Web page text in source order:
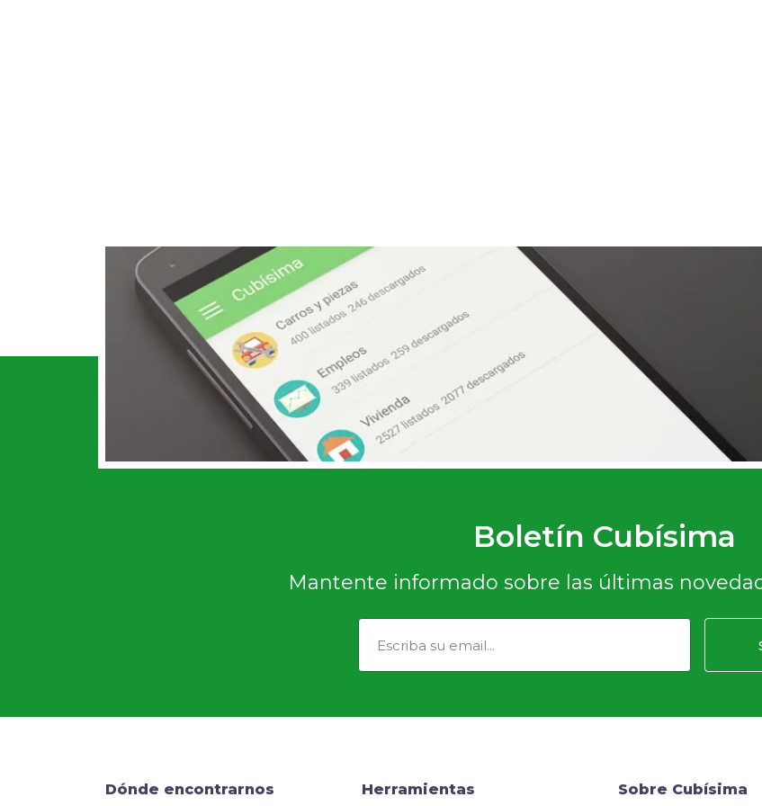
Boletín Cubísima
Mantente informado sobre las últimas
Dónde encontrarnos Herramientas Sobre Cubísima